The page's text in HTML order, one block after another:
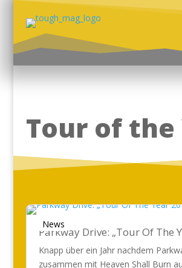
Tour of the
News
Parkway Drive: „Tour Of The
Knapp über ein Jahr nachdem
zusammen mit Heaven Shall Burn